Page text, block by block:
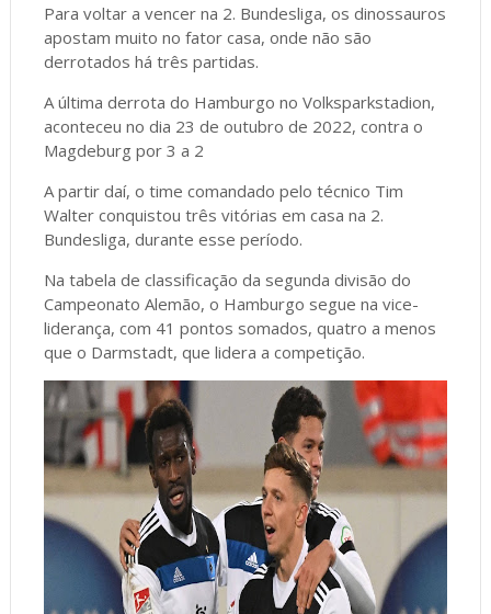
Para voltar a vencer na 2. Bundesliga, os dinossauros
apostam muito no fator casa, onde não são
derrotados há três partidas.
A última derrota do Hamburgo no Volksparkstadion,
aconteceu no dia 23 de outubro de 2022, contra o
Magdeburg por 3 a 2
A partir daí, o time comandado pelo técnico Tim
Walter conquistou três vitórias em casa na 2.
Bundesliga, durante esse período.
Na tabela de classificação da segunda divisão do
Campeonato Alemão, o Hamburgo segue na vice-
liderança, com 41 pontos somados, quatro a menos
que o Darmstadt, que lidera a competição.